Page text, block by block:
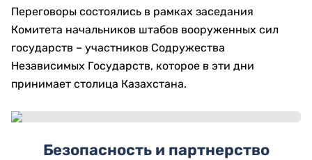
Переговоры состоялись в рамках заседания
Комитета начальников штабов вооруженных сил
государств – участников Содружества
Независимых Государств, которое в эти дни
принимает столица Казахстана.
Безопасность и партнерство